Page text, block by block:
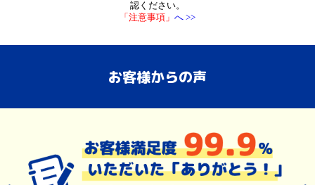
認ください。
「注意事項」 へ >>
お客様からの声